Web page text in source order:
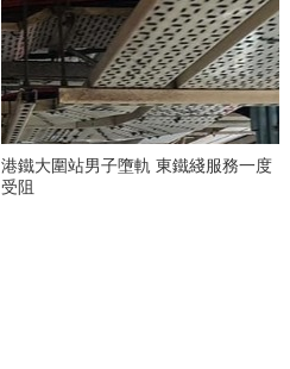
港鐵大圍站男子墮軌 東鐵綫服務一度
受阻